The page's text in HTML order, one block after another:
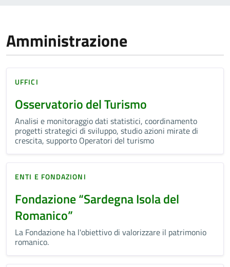
Amministrazione
UFFICI
Osservatorio del Turismo
Analisi e monitoraggio dati statistici, coordinamento
progetti strategici di sviluppo, studio azioni mirate di
crescita, supporto Operatori del turismo
ENTI E FONDAZIONI
Fondazione “Sardegna Isola del
Romanico”
La Fondazione ha l'obiettivo di valorizzare il patrimonio
romanico.